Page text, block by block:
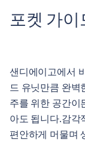
포켓 가이
샌디에이고에서
드 유닛만큼 완벽
주를 위한 공간이
아도 됩니다.감각
편안하게 머물며